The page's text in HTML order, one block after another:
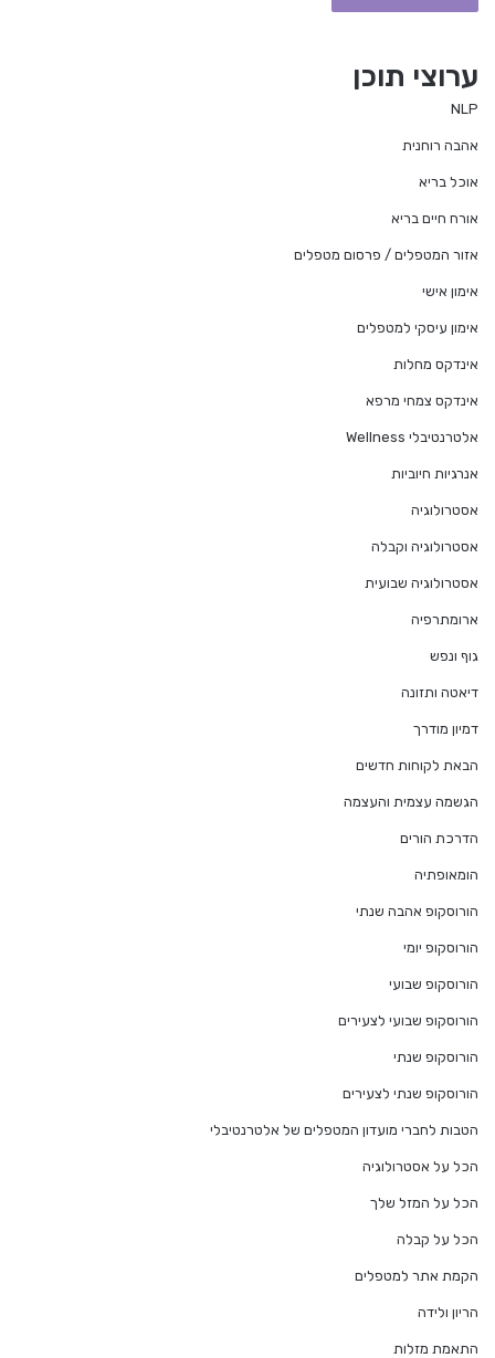
ערוצי תוכן
NLP
אהבה רוחנית
אוכל בריא
אורח חיים בריא
אזור המטפלים / פרסום מטפלים
אימון אישי
אימון עיסקי למטפלים
אינדקס מחלות
אינדקס צמחי מרפא
אלטרנטיבלי Wellness
אנרגיות חיוביות
אסטרולוגיה
אסטרולוגיה וקבלה
אסטרולוגיה שבועית
ארומתרפיה
גוף ונפש
דיאטה ותזונה
דמיון מודרך
הבאת לקוחות חדשים
הגשמה עצמית והעצמה
הדרכת הורים
הומאופתיה
הורוסקופ אהבה שנתי
הורוסקופ יומי
הורוסקופ שבועי
הורוסקופ שבועי לצעירים
הורוסקופ שנתי
הורוסקופ שנתי לצעירים
הטבות לחברי מועדון המטפלים של אלטרנטיבלי
הכל על אסטרולוגיה
הכל על המזל שלך
הכל על קבלה
הקמת אתר למטפלים
הריון ולידה
התאמת מזלות